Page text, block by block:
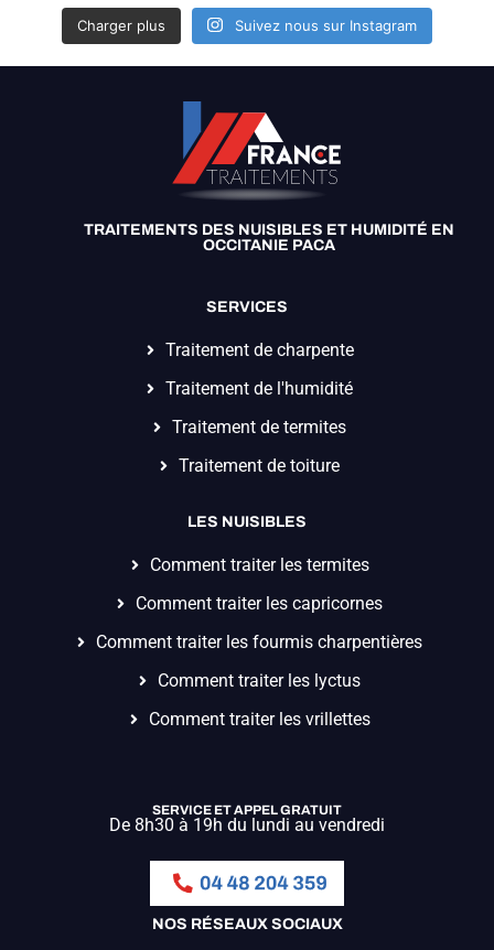
Charger plus Suivez nous sur Instagram
TRAITEMENTS DES NUISIBLES ET HUMIDITÉ EN
OCCITANIE PACA
SERVICES
Traitement de charpente
Traitement de l'humidité
Traitement de termites
Traitement de toiture
LES NUISIBLES
Comment traiter les termites
Comment traiter les capricornes
Comment traiter les fourmis charpentières
Comment traiter les lyctus
Comment traiter les vrillettes
SERVICE ET APPEL GRATUIT
De 8h30 à 19h du lundi au vendredi
NOS RÉSEAUX SOCIAUX